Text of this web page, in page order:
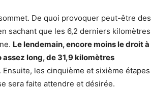
De quoi provoquer peut-être des
sachant que les 6,2 derniers kilomètres
Le lendemain, encore moins le droit à
assez long, de 31,9 kilomètres
les cinquième et sixième étapes
sera faite attendre et désirée.